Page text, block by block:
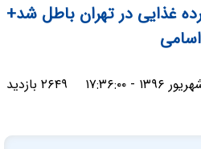
12 فراورده غذایی در تهران باطل شد+
اسامی
۲۶۴۹ بازدید